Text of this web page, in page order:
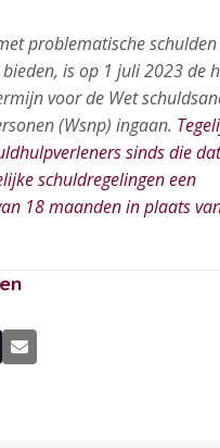
problematische
is op 1 juli 2023 de
voor de Wet
(Wsnp) ingaan.
sinds die
schuldregelingen een
18 maanden in plaats